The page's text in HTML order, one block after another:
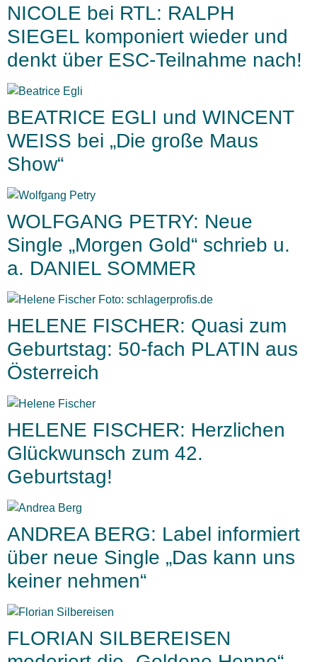
NICOLE bei RTL: RALPH
SIEGEL komponiert wieder und
denkt über ESC-Teilnahme nach!
BEATRICE EGLI und WINCENT
WEISS bei „Die große Maus
Show“
WOLFGANG PETRY: Neue
Single „Morgen Gold“ schrieb u.
a. DANIEL SOMMER
HELENE FISCHER: Quasi zum
Geburtstag: 50-fach PLATIN aus
Österreich
HELENE FISCHER: Herzlichen
Glückwunsch zum 42.
Geburtstag!
ANDREA BERG: Label informiert
über neue Single „Das kann uns
keiner nehmen“
FLORIAN SILBEREISEN